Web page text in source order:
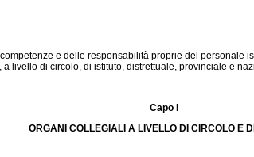
e delle responsabilità proprie del personale
livello di circolo, di istituto, distrettuale, provinciale e
Capo I
ORGANI COLLEGIALI A LIVELLO DI CIRCOLO E